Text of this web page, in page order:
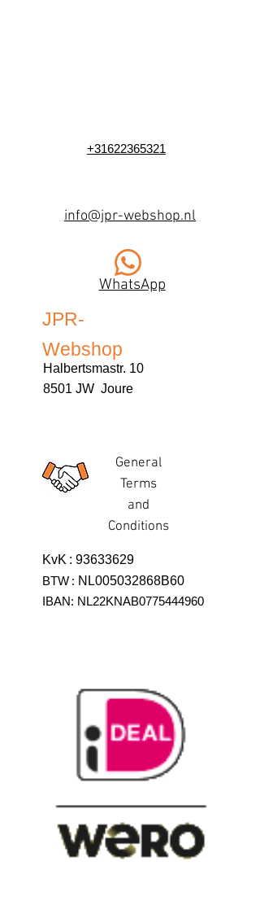
+31622365321
info@jpr-webshop.nl
WhatsApp
JPR-
Webshop
Halbertsmastr. 10
8501 JW Joure
General
Terms
and
Conditions
KvK : 93633629
BTW : NL005032868B60
IBAN: NL22KNAB0775444960